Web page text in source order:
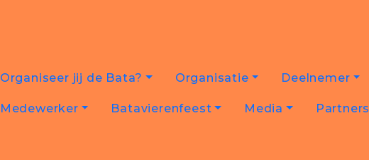
Organiseer jij de Bata? Organisatie Deelnemer
Medewerker Batavierenfeest Media Partners